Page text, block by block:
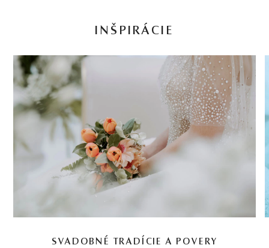
INŠPIRÁCIE
SVADOBNÉ TRADÍCIE A POVERY